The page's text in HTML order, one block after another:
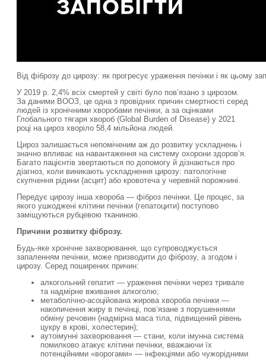
Від фіброзу до цирозу: як прогресує ураження печінки і як цьому
У 2019 р. 2,4% всіх смертей у світі було пов’язано з цирозом.
За даними ВООЗ, це одна з провідних причин смертності серед
людей із хронічними хворобами печінки, а за оцінками
Глобального тягаря хвороб (Global Burden of Disease) у 2021
році на цироз хворіло 58,4 мільйона людей.
Цироз залишається непоміченим аж до розвитку ускладнень і
значно впливає на навантаження на систему охорони здоров’я.
Багато пацієнтів звертаються по допомогу й дізнаються про
діагноз, коли виникають ускладнення цирозу: патологічне
скупчення рідини (асцит) або кровотеча у черевній порожнині.
Передує цирозу інша хвороба — фіброз печінки. Це процес, за
якого ушкоджені клітини печінки (гепатоцити) поступово
заміщуються рубцевою тканиною.
Причини розвитку фіброзу.
Будь-яке хронічне захворювання, що супроводжується
запаленням печінки, може призводити до фіброзу, а згодом і
цирозу. Серед поширених причин:
алкогольний гепатит — ураження печінки через тривале
та надмірне вживання алкоголю;
метаболічно-асоційована жирова хвороба печінки —
накопичення жиру в печінці, пов’язане з порушеннями
обміну речовин (надмірна маса тіла, підвищений рівень
цукру в крові, холестерин);
аутоімунні захворювання — стани, коли імунна система
помилково атакує клітини печінки, вважаючи їх
потенційними «ворогами» — інфекціями або чужорідними